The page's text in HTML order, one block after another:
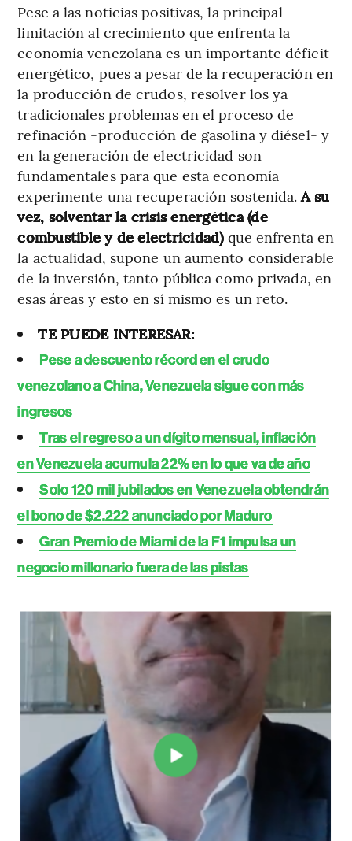
Pese a las noticias positivas, la principal
limitación al crecimiento que enfrenta la
economía venezolana es un importante déficit
energético, pues a pesar de la recuperación en
la producción de crudos, resolver los ya
tradicionales problemas en el proceso de
refinación -producción de gasolina y diésel- y
en la generación de electricidad son
fundamentales para que esta economía
experimente una recuperación sostenida.A su
vez, solventar la crisis energética (de
combustible y de electricidad)que enfrenta en
la actualidad, supone un aumento considerable
de la inversión, tanto pública como privada, en
esas áreas y esto en sí mismo es un reto.
TE PUEDE INTERESAR:
Pese a descuento récord en el crudo
venezolano a China, Venezuela sigue con más
ingresos
Tras el regreso a un dígito mensual, inflación
en Venezuela acumula 22% en lo que va de año
Solo 120 mil jubilados en Venezuela obtendrán
el bono de $2.222 anunciado por Maduro
Gran Premio de Miami de la F1 impulsa un
negocio millonario fuera de las pistas